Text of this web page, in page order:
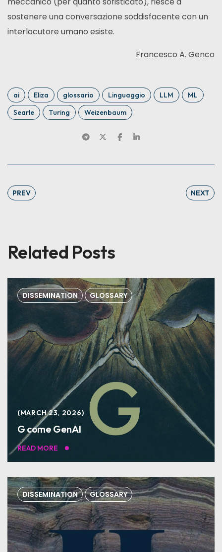
sostenere una conversazione soddisfacente con un
interlocutore umano esiste.
Francesco A. Genco
ai Eliza glossario Linguaggio LLM
ML
Searle
Turing Weizenbaum
PREV NEXT
Related Posts
DISSEMINATION GLOSSARY
MARCH 23, 2026
G come GenAI
READ MORE
DISSEMINATION GLOSSARY